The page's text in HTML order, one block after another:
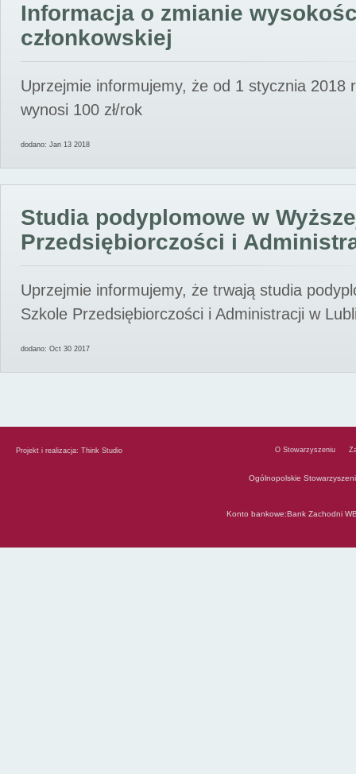
Informacja o zmianie
członkowskiej
Uprzejmie informujemy, że od 1 stycznia 2018
wynosi 100 zł/rok
dodano: Jan 13 2018
Studia podyplomowe w
Przedsiębiorczości i
Uprzejmie informujemy, że trwają studia
Szkole Przedsiębiorczości i Administracji w
dodano: Oct 30 2017
Projekt i realizacja: Think Studio O Stowarzyszeniu
Ogólnopolskie
Konto bankowe:Bank Zachodni